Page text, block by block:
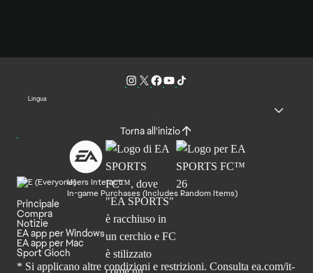
Lingua
Torna all'inizio
Users Interact
In-game Purchases (Includes Random Items)
Principale
Compra
Notizie
EA app per Windows
EA app per Mac
Sport Gioch
* Si applicano altre condizioni e restrizioni. Consulta ea.com/it-